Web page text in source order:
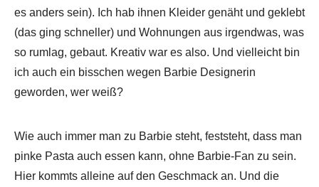
es anders sein). Ich hab ihnen Kleider genäht und geklebt
(das ging schneller) und Wohnungen aus irgendwas, was
so rumlag, gebaut. Kreativ war es also. Und vielleicht bin
ich auch ein bisschen wegen Barbie Designerin
geworden, wer weiß?
Wie auch immer man zu Barbie steht, feststeht, dass man
pinke Pasta auch essen kann, ohne Barbie-Fan zu sein.
Hier kommts alleine auf den Geschmack an. Und die